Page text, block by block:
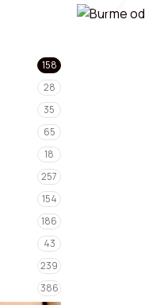
158
28
35
65
18
257
154
186
43
239
386